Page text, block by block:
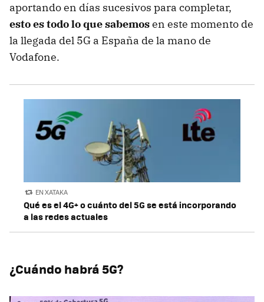
aportando en días sucesivos para completar,
esto es todo lo que sabemosen este momento de
la llegada del 5G a España de la mano de
Vodafone.
EN XATAKA
Qué es el 4G+ o cuánto del 5G se está incorporando
a las redes actuales
¿Cuándo habrá 5G?